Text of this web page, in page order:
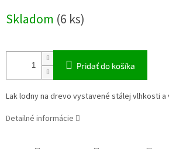
cena:
Skladom (6 ks)
Pridať do košíka
Lak lodny na drevo vystavené stálej vlhkosti
Detailné informácie